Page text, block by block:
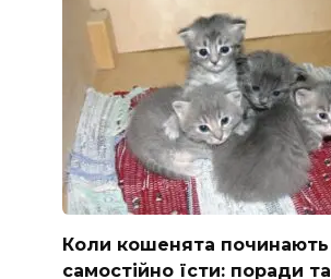
Коли кошенята починають
самостійно їсти: поради та